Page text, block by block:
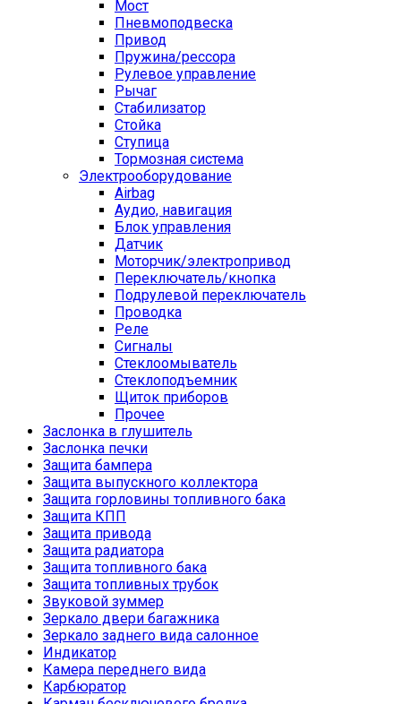
Мост
Пневмоподвеска
Привод
Пружина/рессора
Рулевое управление
Рычаг
Стабилизатор
Стойка
Ступица
Тормозная система
Электрооборудование
Airbag
Аудио, навигация
Блок управления
Датчик
Моторчик/электропривод
Переключатель/кнопка
Подрулевой переключатель
Проводка
Реле
Сигналы
Стеклоомыватель
Стеклоподъемник
Щиток приборов
Прочее
Заслонка в глушитель
Заслонка печки
Защита бампера
Защита выпускного коллектора
Защита горловины топливного бака
Защита КПП
Защита привода
Защита радиатора
Защита топливного бака
Защита топливных трубок
Звуковой зуммер
Зеркало двери багажника
Зеркало заднего вида салонное
Индикатор
Камера переднего вида
Карбюратор